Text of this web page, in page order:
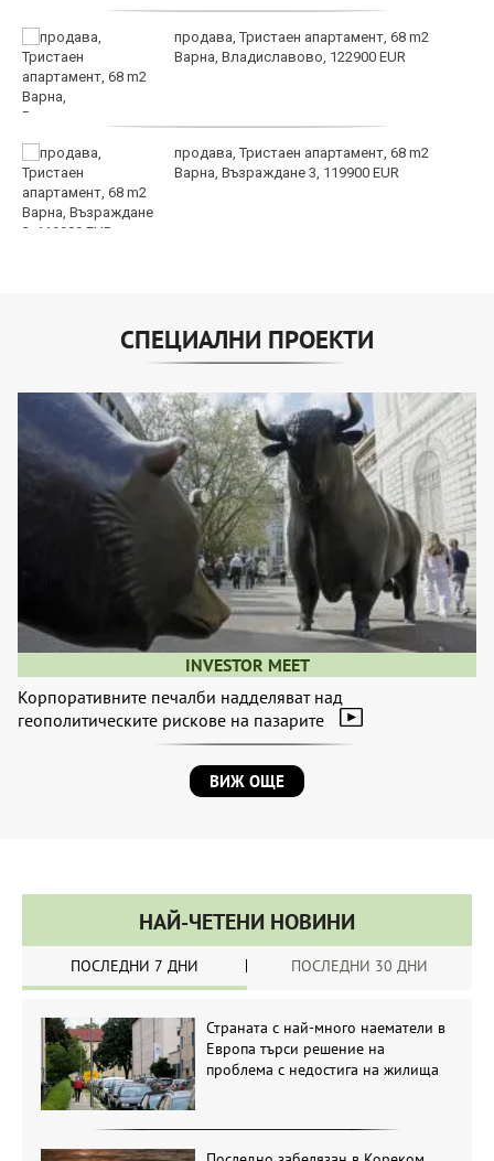
продава, Тристаен апартамент, 68 m2
Варна, Владиславово, 122900 EUR
продава, Тристаен апартамент, 68 m2
Варна, Възраждане 3, 119900 EUR
СПЕЦИАЛНИ ПРОЕКТИ
INVESTOR MEET
Корпоративните печалби надделяват над
геополитическите рискове на пазарите
ВИЖ ОЩЕ
НАЙ-ЧЕТЕНИ НОВИНИ
ПОСЛЕДНИ 7 ДНИ ПОСЛЕДНИ 30 ДНИ
Страната с най-много наематели в
Европа търси решение на
проблема с недостига на жилища